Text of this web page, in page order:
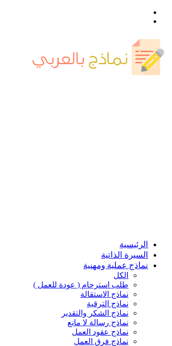
الرئيسية
السيرة الذاتية
نماذج عملية ومهنية
الكل
طلب استرحام ( عودة للعمل )
نماذج الاستقالة
نماذج الترقية
نماذج الشكر والتقدير
نماذج رسالة لا مانع
نماذج عقود العمل
نماذج فرق العمل